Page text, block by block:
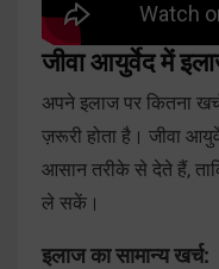
जीवा आयुर्वेद में
अपने इलाज पर कितना
ज़रूरी होता है। जीवा
आसान तरीके से देते हैं,
ले सकें।
इलाज का सामान्य खर्च: